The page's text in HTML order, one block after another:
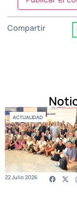
Compartir
ACTUALIDAD
22 Julio 2026